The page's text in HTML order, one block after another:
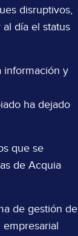
disruptivos,
día el status
información y
ha dejado
que se
de Acquia
de gestión de